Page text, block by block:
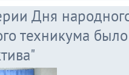
Дня
техникума